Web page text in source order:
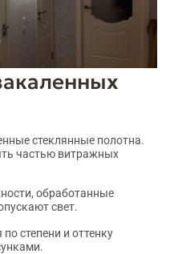
стеклянные полотна.
частью витражных
обработанные
свет.
степени и оттенку